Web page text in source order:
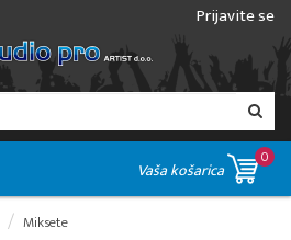
Prijavite se
Vaša košarica
0
Miksete